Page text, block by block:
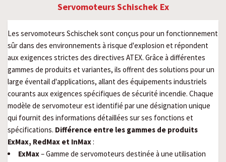
Servomoteurs Schischek Ex
Les servomoteurs Schischek sont conçus pour un fonctionnement
sûr dans des environnements à risque d'explosion et répondent
aux exigences strictes des directives ATEX. Grâce à différentes
gammes de produits et variantes, ils offrent des solutions pour un
large éventail d'applications, allant des équipements industriels
courants aux exigences spécifiques de sécurité incendie. Chaque
modèle de servomoteur est identifié par une désignation unique
qui fournit des informations détaillées sur ses fonctions et
spécifications. Différence entre les gammes de produits
ExMax, RedMax et InMax:
ExMax– Gamme de servomoteurs destinée à une utilisation